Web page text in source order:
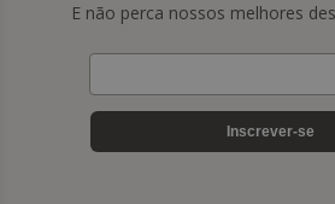
E não perca nossos melhores
Inscrever-se